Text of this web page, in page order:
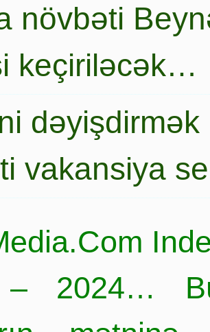
növbəti
keçiriləcək…
vakansiya
2024…